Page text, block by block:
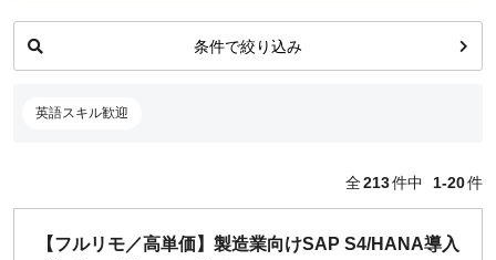
条件で絞り込み
英語スキル歓迎
出社のみ
全213件中 1-20件
【フルリモ／高単価】製造業向けSAP S4/HANA導入